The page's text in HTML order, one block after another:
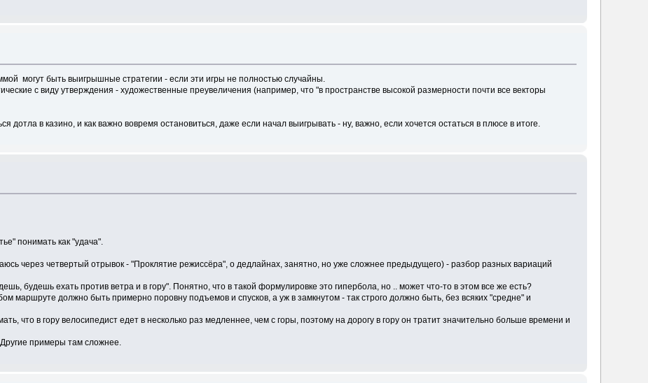
могут быть выигрышные стратегии - если эти игры не полностью случайны.
с виду утверждения - художественные преувеличения (например, что "в пространстве высокой размерности почти все векторы
дотла в казино, и как важно вовремя остановиться, даже если начал выигрывать - ну, важно, если хочется остаться в плюсе в итоге.
понимать как "удача".
через четвертый отрывок - "Проклятие режиссёра", о дедлайнах, занятно, но уже сложнее предыдущего) - разбор разных вариаций
будешь ехать против ветра и в гору". Понятно, что в такой формулировке это гипербола, но .. может что-то в этом все же есть?
маршруте должно быть примерно поровну подъемов и спусков, а уж в замкнутом - так строго должно быть, без всяких "средне" и
что в гору велосипедист едет в несколько раз медленнее, чем с горы, поэтому на дорогу в гору он тратит значительно больше времени и
примеры там сложнее.